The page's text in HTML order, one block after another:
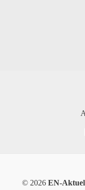
© 2026 EN-